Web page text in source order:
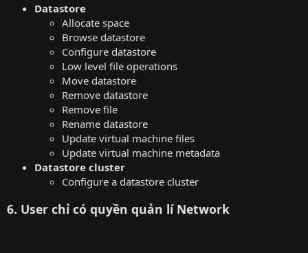
Datastore
Allocate space
Browse datastore
Configure datastore
Low level file operations
Move datastore
Remove datastore
Remove file
Rename datastore
Update virtual machine files
Update virtual machine metadata
Datastore cluster
Configure a datastore cluster
6. User chỉ có quyền quản lí Network